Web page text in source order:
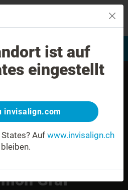
Invisalign Anwender finden
Graf
ist auf
eingestellt
invisalign.com
Auf www.invisalign.ch
bleiben.